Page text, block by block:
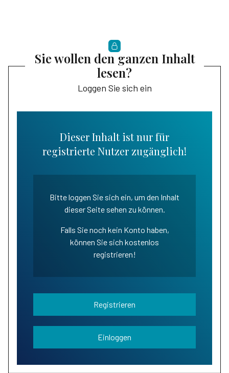
Sie wollen den ganzen Inhalt
lesen?
Loggen Sie sich ein
Dieser Inhalt ist nur für
registrierte Nutzer zugänglich!
Bitte loggen Sie sich ein, um den Inhalt
dieser Seite sehen zu können.
Falls Sie noch kein Konto haben,
können Sie sich kostenlos
registrieren!
Registrieren
Einloggen